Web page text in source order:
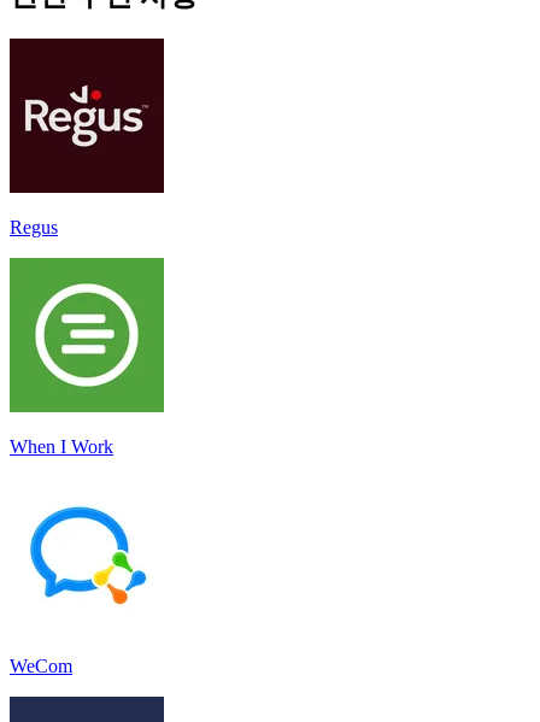
Regus
When I Work
WeCom